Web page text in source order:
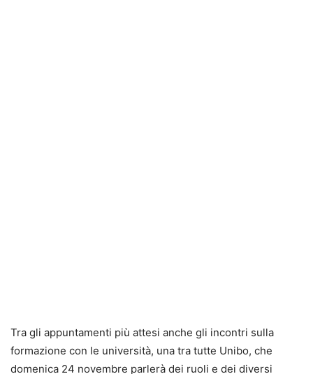
Tra gli appuntamenti più attesi anche gli incontri sulla
formazione con le università, una tra tutte Unibo, che
domenica 24 novembre parlerà dei ruoli e dei diversi